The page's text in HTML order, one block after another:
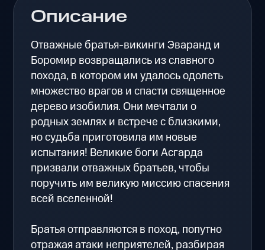
Описание
Отважные братья-викинги Эваранд и
Боромир возвращались из славного
похода, в котором им удалось одолеть
множество врагов и спасти священное
дерево изобилия. Они мечтали о
родных землях и встрече с близкими,
но судьба приготовила им новые
испытания! Великие боги Асгарда
призвали отважных братьев, чтобы
поручить им великую миссию спасения
всей вселенной!
Братья отправляются в поход, попутно
отражая атаки неприятелей, разбирая